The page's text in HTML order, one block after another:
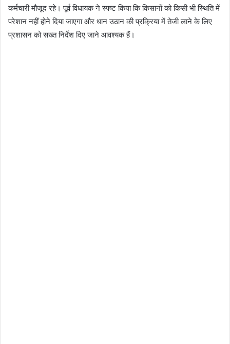
कर्मचारी मौजूद रहे। पूर्व विधायक ने स्पष्ट किया कि किसानों को किसी भी स्थिति में
परेशान नहीं होने दिया जाएगा और धान उठान की प्रक्रिया में तेजी लाने के लिए
प्रशासन को सख्त निर्देश दिए जाने आवश्यक हैं।